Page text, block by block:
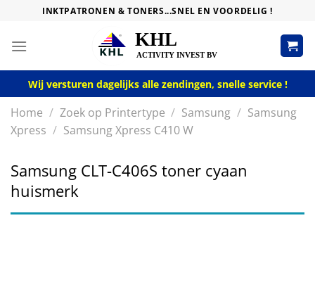
content
INKTPATRONEN & TONERS...SNEL EN VOORDELIG !
Wij versturen dagelijks alle zendingen, snelle service !
Home / Zoek op Printertype / Samsung / Samsung
Xpress / Samsung Xpress C410 W
Samsung CLT-C406S toner cyaan
huismerk